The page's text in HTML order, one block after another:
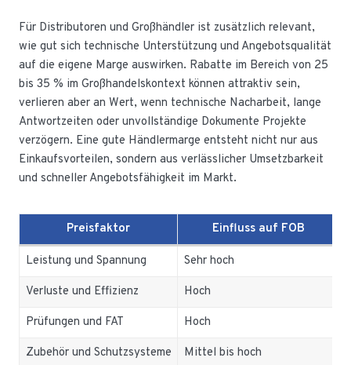
Für Distributoren und Großhändler ist zusätzlich relevant,
wie gut sich technische Unterstützung und Angebotsqualität
auf die eigene Marge auswirken. Rabatte im Bereich von 25
bis 35 % im Großhandelskontext können attraktiv sein,
verlieren aber an Wert, wenn technische Nacharbeit, lange
Antwortzeiten oder unvollständige Dokumente Projekte
verzögern. Eine gute Händlermarge entsteht nicht nur aus
Einkaufsvorteilen, sondern aus verlässlicher Umsetzbarkeit
und schneller Angebotsfähigkeit im Markt.
Preisfaktor Einfluss auf FOB
Leistung und Spannung Sehr hoch
Verluste und Effizienz Hoch
Prüfungen und FAT Hoch
Zubehör und Schutzsysteme Mittel bis hoch